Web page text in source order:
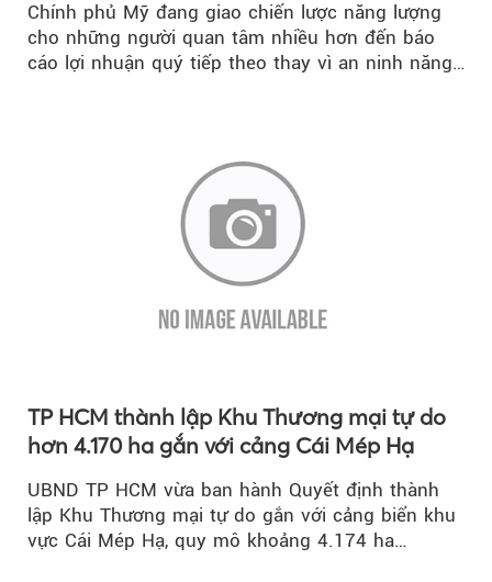
Chính phủ Mỹ đang giao chiến lược năng lượng
cho những người quan tâm nhiều hơn đến báo
cáo lợi nhuận quý tiếp theo thay vì an ninh năng
TP HCM thành lập Khu Thương mại tự do
hơn 4.170 ha gắn với cảng Cái Mép Hạ
UBND TP HCM vừa ban hành Quyết định thành
lập Khu Thương mại tự do gắn với cảng biển khu
vực Cái Mép Hạ, quy mô khoảng 4.174 ha…